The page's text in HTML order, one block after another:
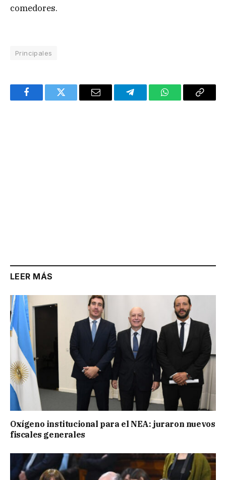
comedores.
Principales
FacebookTwitter Email TelegramWhatsAppCopy
LEER MÁS
Oxígeno institucional para el NEA: juraron nuevos
fiscales generales